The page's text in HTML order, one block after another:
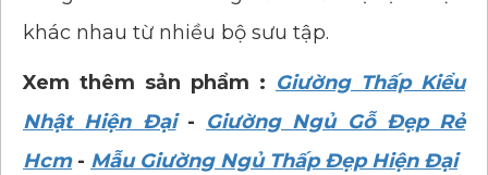
khác nhau từ nhiều bộ sưu tập.
Xem thêm sản phẩm : Giường Thấp Kiểu
Nhật Hiện Đại- Giường Ngủ Gỗ Đẹp Rẻ
Hcm- Mẫu Giường Ngủ Thấp Đẹp Hiện Đại